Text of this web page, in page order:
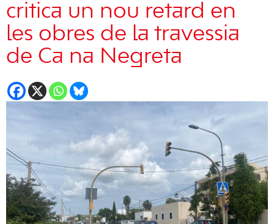
critica un nou retard en
les obres de la travessia
de Ca na Negreta